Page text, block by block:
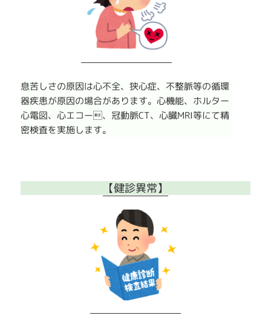
息苦しさの原因は心不全、狭心症、不整脈等の循環
器疾患が原因の場合があります。心機能、ホルター
心電図、心エコー、冠動脈CT、心臓MRI等にて精
密検査を実施します。
【健診異常】